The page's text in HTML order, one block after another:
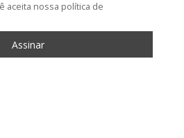
aceita nossa política de